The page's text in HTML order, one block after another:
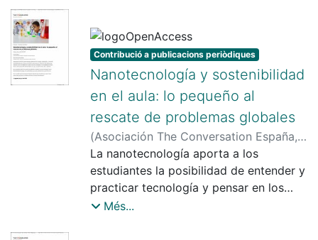
Contribució a publicacions periòdiques
Nanotecnología y sostenibilidad
en el aula: lo pequeño al
rescate de problemas globales
(Asociación The Conversation España,
2022-06-30)Díaz-Marcos, Jordi
La nanotecnología aporta a los
estudiantes la posibilidad de entender y
practicar tecnología y pensar en los
retos globales del futuro de manera
Més...